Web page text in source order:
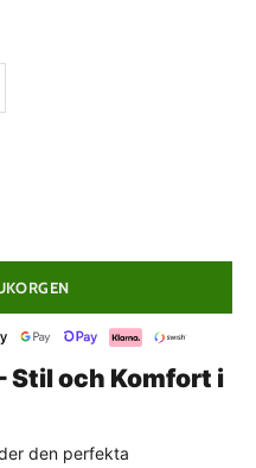
Stil och Komfort i
den perfekta